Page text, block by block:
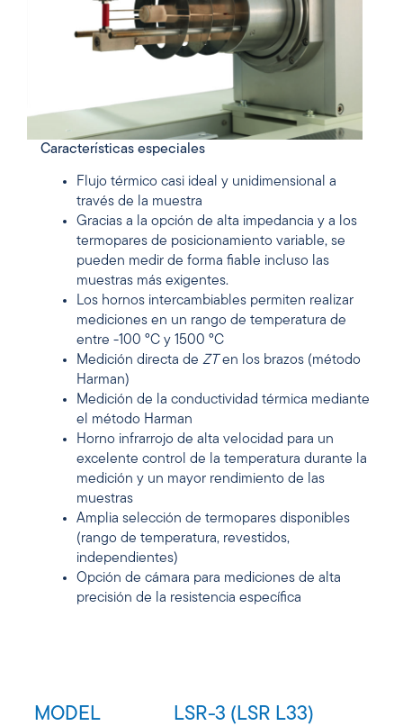
Características especiales
Flujo térmico casi ideal y unidimensional a
través de la muestra
Gracias a la opción de alta impedancia y a los
termopares de posicionamiento variable, se
pueden medir de forma fiable incluso las
muestras más exigentes.
Los hornos intercambiables permiten realizar
mediciones en un rango de temperatura de
entre -100 °C y 1500 °C
Medición directa de ZT en los brazos (método
Harman)
Medición de la conductividad térmica mediante
el método Harman
Horno infrarrojo de alta velocidad para un
excelente control de la temperatura durante la
medición y un mayor rendimiento de las
muestras
Amplia selección de termopares disponibles
(rango de temperatura, revestidos,
independientes)
Opción de cámara para mediciones de alta
precisión de la resistencia específica
MODEL LSR-3 (LSR L33)